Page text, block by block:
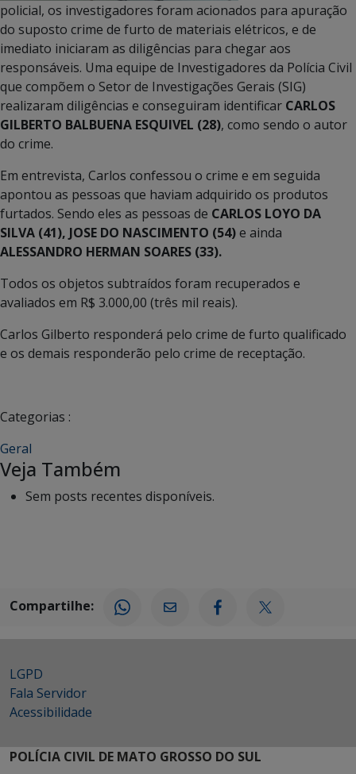
policial, os investigadores foram acionados para apuração
do suposto crime de furto de materiais elétricos, e de
imediato iniciaram as diligências para chegar aos
responsáveis. Uma equipe de Investigadores da Polícia Civil
que compõem o Setor de Investigações Gerais (SIG)
realizaram diligências e conseguiram identificar CARLOS
GILBERTO BALBUENA ESQUIVEL (28), como sendo o autor
do crime.
Em entrevista, Carlos confessou o crime e em seguida
apontou as pessoas que haviam adquirido os produtos
furtados. Sendo eles as pessoas de CARLOS LOYO DA
SILVA (41), JOSE DO NASCIMENTO (54)e ainda
ALESSANDRO HERMAN SOARES (33).
Todos os objetos subtraídos foram recuperados e
avaliados em R$ 3.000,00 (três mil reais).
Carlos Gilberto responderá pelo crime de furto qualificado
e os demais responderão pelo crime de receptação.
Categorias :
Geral
Veja Também
Sem posts recentes disponíveis.
Compartilhe:
LGPD
Fala Servidor
Acessibilidade
POLÍCIA CIVIL DE MATO GROSSO DO SUL